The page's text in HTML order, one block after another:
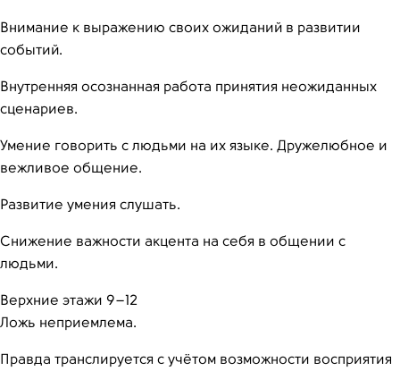
Внимание к выражению своих ожиданий в развитии
событий.
Внутренняя осознанная работа принятия неожиданных
сценариев.
Умение говорить с людьми на их языке. Дружелюбное и
вежливое общение.
Развитие умения слушать.
Снижение важности акцента на себя в общении с
людьми.
Верхние этажи 9–12
Ложь неприемлема.
Правда транслируется с учётом возможности восприятия